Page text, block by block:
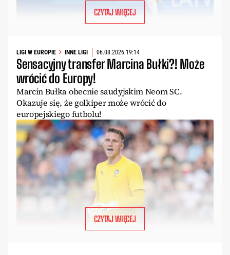
CZYTAJ WIĘCEJ
LIGI W EUROPIE INNE LIGI 06.08.2026 19:14
Sensacyjny transfer Marcina Bułki?! Może
wrócić do Europy!
Marcin Bułka obecnie saudyjskim Neom SC.
Okazuje się, że golkiper może wrócić do
europejskiego futbolu!
CZYTAJ WIĘCEJ